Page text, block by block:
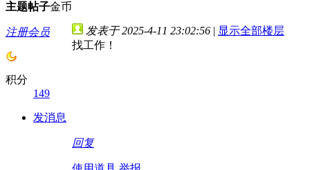
主题帖子金币
注册会员
积分
149
发消息
发表于 2025-4-11 23:02:56 | 显示全部楼层
找工作！
回复